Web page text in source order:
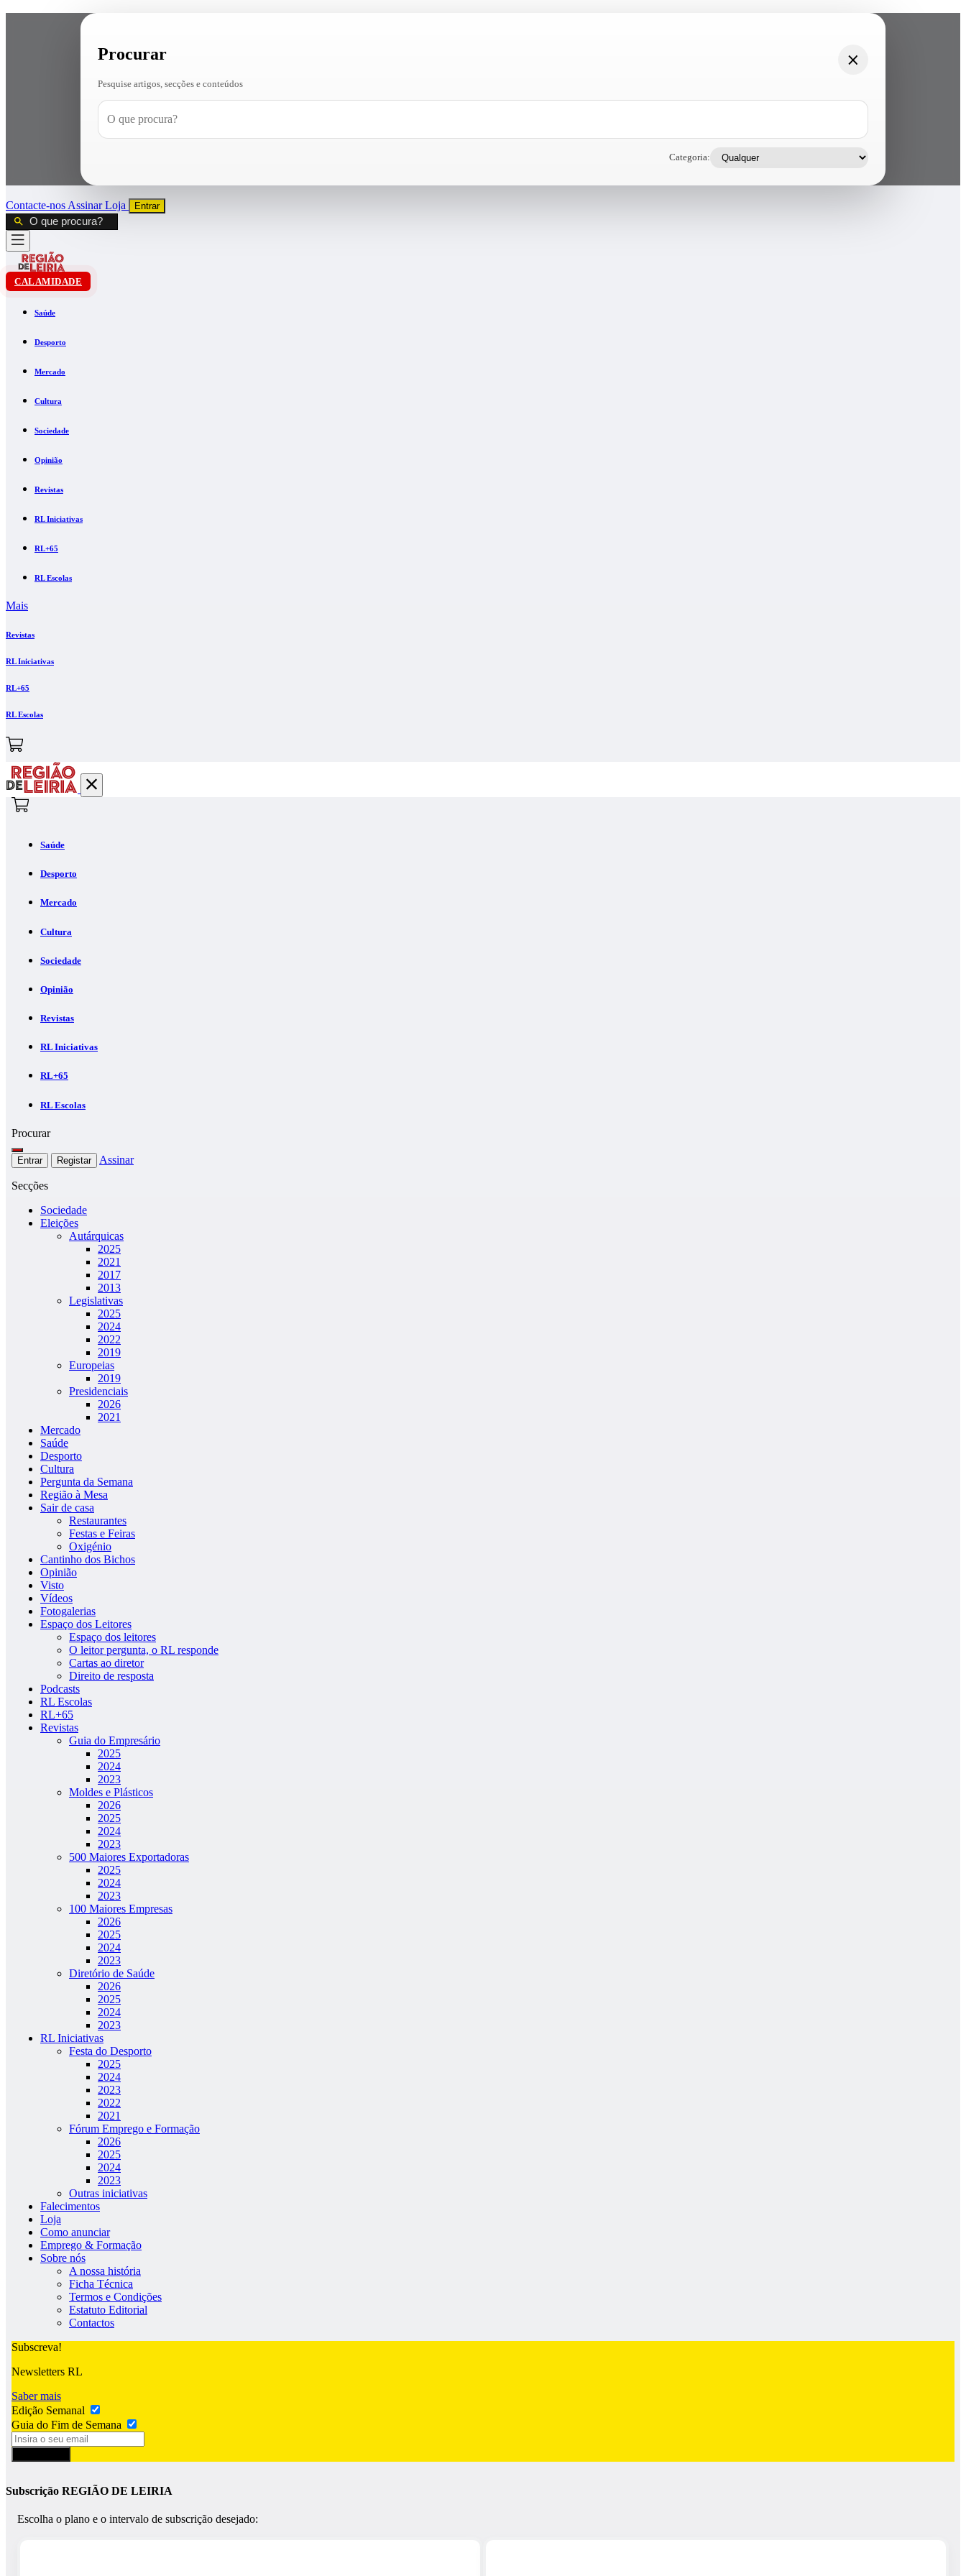
Procurar
Pesquise artigos, secções e conteúdos
Categoria:
Contacte-nos AssinarLoja Entrar
CALAMIDADE
Saúde
Desporto
Mercado
Cultura
Sociedade
Opinião
Revistas
RL Iniciativas
RL+65
RL Escolas
Mais
Revistas
RL Iniciativas
RL+65
RL Escolas
Saúde
Desporto
Mercado
Cultura
Sociedade
Opinião
Revistas
RL Iniciativas
RL+65
RL Escolas
Procurar
Entrar Registar Assinar
Secções
Sociedade
Eleições
Autárquicas
2025
2021
2017
2013
Legislativas
2025
2024
2022
2019
Europeias
2019
Presidenciais
2026
2021
Mercado
Saúde
Desporto
Cultura
Pergunta da Semana
Região à Mesa
Sair de casa
Restaurantes
Festas e Feiras
Oxigénio
Cantinho dos Bichos
Opinião
Visto
Vídeos
Fotogalerias
Espaço dos Leitores
Espaço dos leitores
O leitor pergunta, o RL responde
Cartas ao diretor
Direito de resposta
Podcasts
RL Escolas
RL+65
Revistas
Guia do Empresário
2025
2024
2023
Moldes e Plásticos
2026
2025
2024
2023
500 Maiores Exportadoras
2025
2024
2023
100 Maiores Empresas
2026
2025
2024
2023
Diretório de Saúde
2026
2025
2024
2023
RL Iniciativas
Festa do Desporto
2025
2024
2023
2022
2021
Fórum Emprego e Formação
2026
2025
2024
2023
Outras iniciativas
Falecimentos
Loja
Como anunciar
Emprego & Formação
Sobre nós
A nossa história
Ficha Técnica
Termos e Condições
Estatuto Editorial
Contactos
Subscreva!
Newsletters RL
Saber mais
Edição Semanal
Guia do Fim de Semana
Subscrição REGIÃO DE LEIRIA
Escolha o plano e o intervalo de subscrição desejado: